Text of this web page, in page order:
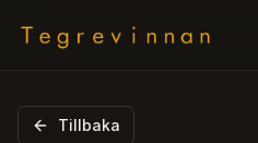
Tillbaka